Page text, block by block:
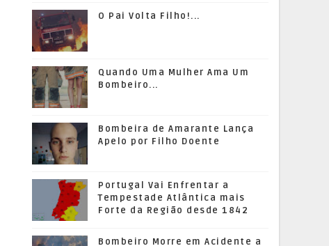
O Pai Volta Filho!...
Quando Uma Mulher Ama Um
Bombeiro...
Bombeira de Amarante Lança
Apelo por Filho Doente
Portugal Vai Enfrentar a
Tempestade Atlântica mais
Forte da Região desde 1842
Bombeiro Morre em Acidente a